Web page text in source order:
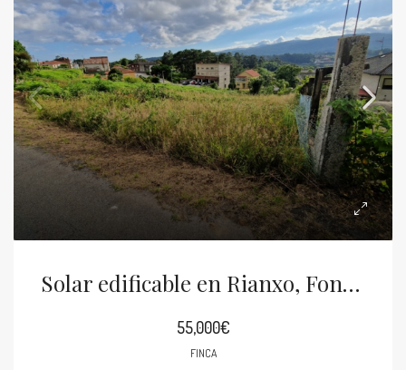
Solar edificable en Rianxo, Fonte Susan
55,000€
FINCA